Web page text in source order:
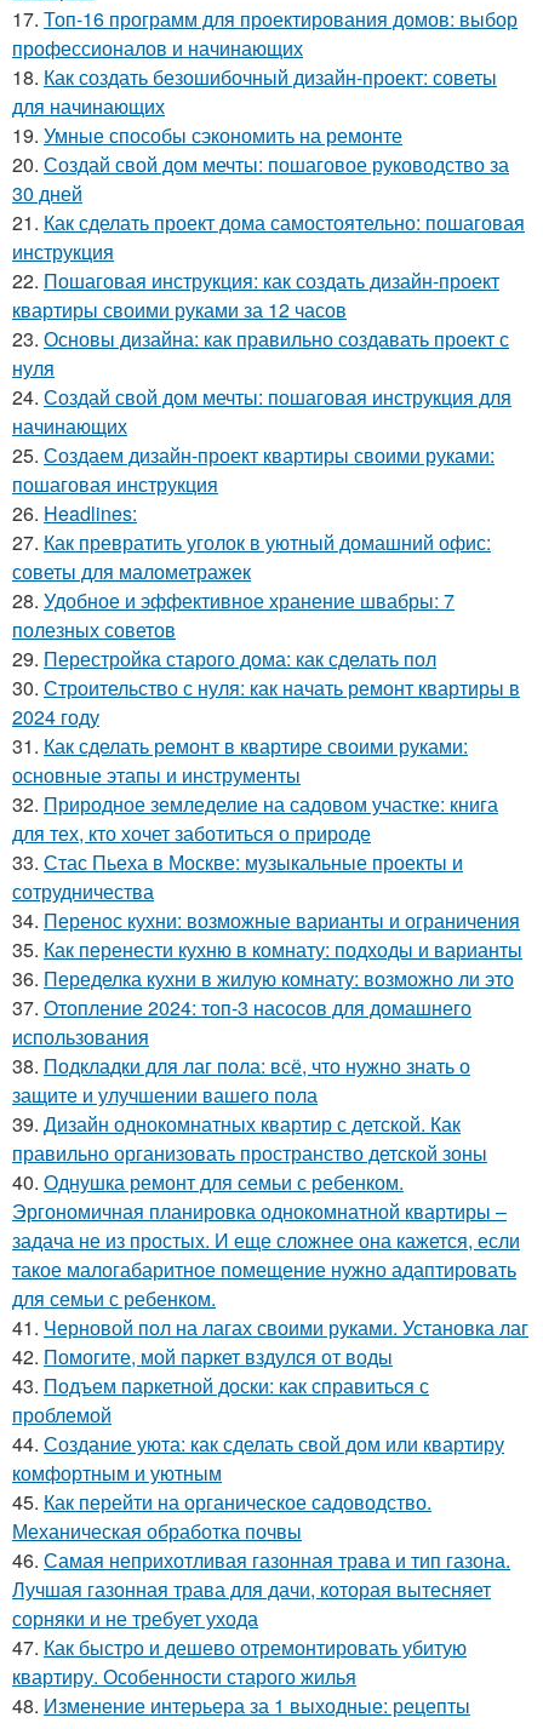
17. Топ-16 программ для проектирования домов: выбор
профессионалов и начинающих
18. Как создать безошибочный дизайн-проект: советы
для начинающих
19. Умные способы сэкономить на ремонте
20. Создай свой дом мечты: пошаговое руководство за
30 дней
21. Как сделать проект дома самостоятельно: пошаговая
инструкция
22. Пошаговая инструкция: как создать дизайн-проект
квартиры своими руками за 12 часов
23. Основы дизайна: как правильно создавать проект с
нуля
24. Создай свой дом мечты: пошаговая инструкция для
начинающих
25. Создаем дизайн-проект квартиры своими руками:
пошаговая инструкция
26. Headlines:
27. Как превратить уголок в уютный домашний офис:
советы для малометражек
28. Удобное и эффективное хранение швабры: 7
полезных советов
29. Перестройка старого дома: как сделать пол
30. Строительство с нуля: как начать ремонт квартиры в
2024 году
31. Как сделать ремонт в квартире своими руками:
основные этапы и инструменты
32. Природное земледелие на садовом участке: книга
для тех, кто хочет заботиться о природе
33. Стас Пьеха в Москве: музыкальные проекты и
сотрудничества
34. Перенос кухни: возможные варианты и ограничения
35. Как перенести кухню в комнату: подходы и варианты
36. Переделка кухни в жилую комнату: возможно ли это
37. Отопление 2024: топ-3 насосов для домашнего
использования
38. Подкладки для лаг пола: всё, что нужно знать о
защите и улучшении вашего пола
39. Дизайн однокомнатных квартир с детской. Как
правильно организовать пространство детской зоны
40. Однушка ремонт для семьи с ребенком.
Эргономичная планировка однокомнатной квартиры –
задача не из простых. И еще сложнее она кажется, если
такое малогабаритное помещение нужно адаптировать
для семьи с ребенком.
41. Черновой пол на лагах своими руками. Установка лаг
42. Помогите, мой паркет вздулся от воды
43. Подъем паркетной доски: как справиться с
проблемой
44. Создание уюта: как сделать свой дом или квартиру
комфортным и уютным
45. Как перейти на органическое садоводство.
Механическая обработка почвы
46. Самая неприхотливая газонная трава и тип газона.
Лучшая газонная трава для дачи, которая вытесняет
сорняки и не требует ухода
47. Как быстро и дешево отремонтировать убитую
квартиру. Особенности старого жилья
48. Изменение интерьера за 1 выходные: рецепты